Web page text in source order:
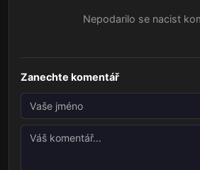
Nepodarilo se nacist
Zanechte komentář